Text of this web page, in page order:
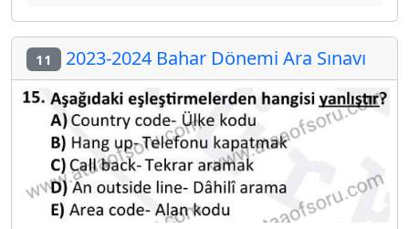
11 2023-2024 Bahar Dönemi Ara Sınavı